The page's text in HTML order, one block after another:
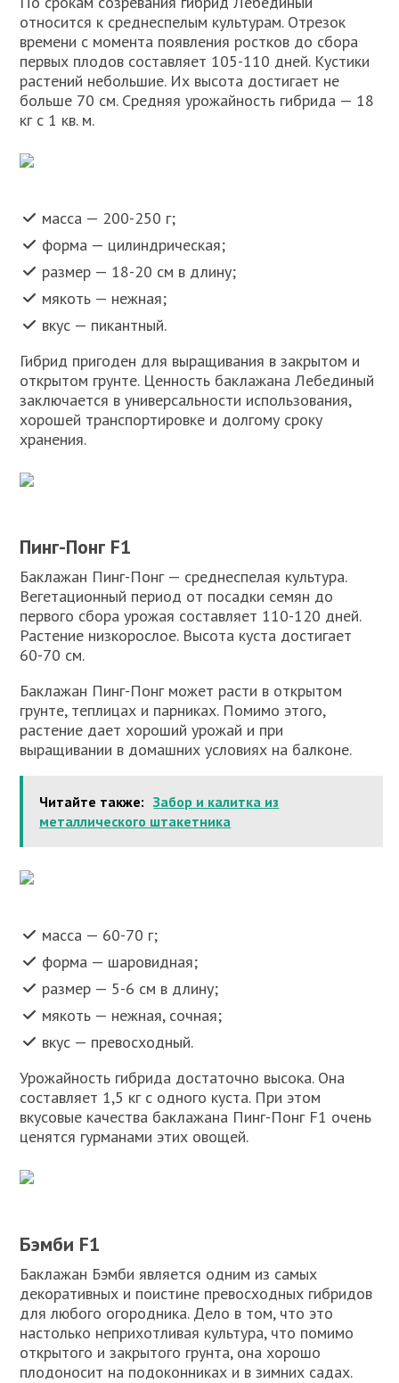
относится к среднеспелым культурам. Отрезок
времени с момента появления ростков до сбора
первых плодов составляет 105-110 дней. Кустики
растений небольшие. Их высота достигает не
больше 70 см. Средняя урожайность гибрида — 18
кг с 1 кв. м.
масса — 200-250 г;
форма — цилиндрическая;
размер — 18-20 см в длину;
мякоть — нежная;
вкус — пикантный.
Гибрид пригоден для выращивания в закрытом и
открытом грунте. Ценность баклажана Лебединый
заключается в универсальности использования,
хорошей транспортировке и долгому сроку
хранения.
Пинг-Понг F1
Баклажан Пинг-Понг — среднеспелая культура.
Вегетационный период от посадки семян до
первого сбора урожая составляет 110-120 дней.
Растение низкорослое. Высота куста достигает
60-70 см.
Баклажан Пинг-Понг может расти в открытом
грунте, теплицах и парниках. Помимо этого,
растение дает хороший урожай и при
выращивании в домашних условиях на балконе.
Читайте также: Забор и калитка из
металлического штакетника
масса — 60-70 г;
форма — шаровидная;
размер — 5-6 см в длину;
мякоть — нежная, сочная;
вкус — превосходный.
Урожайность гибрида достаточно высока. Она
составляет 1,5 кг с одного куста. При этом
вкусовые качества баклажана Пинг-Понг F1 очень
ценятся гурманами этих овощей.
Бэмби F1
Баклажан Бэмби является одним из самых
декоративных и поистине превосходных гибридов
для любого огородника. Дело в том, что это
настолько неприхотливая культура, что помимо
открытого и закрытого грунта, она хорошо
плодоносит на подоконниках и в зимних садах.